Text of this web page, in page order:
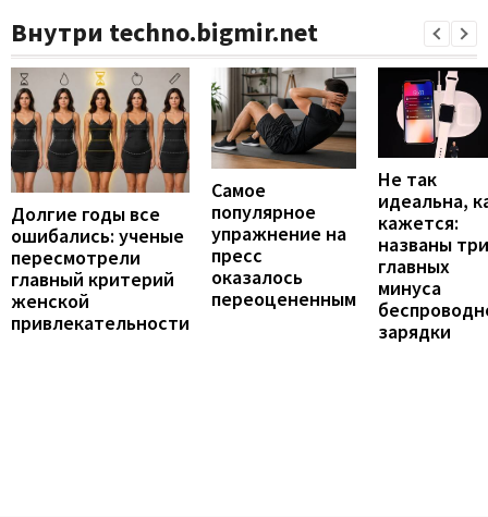
Внутри techno.bigmir.net
Долгие годы все
ошибались: ученые
пересмотрели
главный критерий
женской
привлекательности
Самое
популярное
упражнение на
пресс
оказалось
переоцененным
Не так
идеальна,
кажется:
названы три
главных
минуса
зарядки